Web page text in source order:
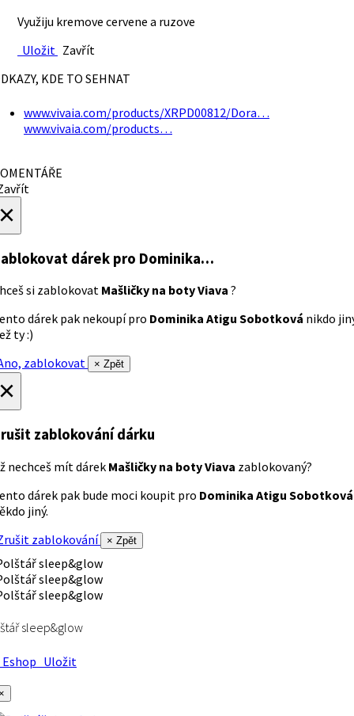
Využiju kremove cervene a ruzove
Uložit Zavřít
KDE TO SEHNAT
www.vivaia.com/products/XRPD00812/Dora…
www.vivaia.com/products…
dárek pro Dominika…
si zablokovat Mašličky na boty Viava ?
dárek pak nekoupí pro Dominika Atigu Sobotková nikdo
ty :)
zablokovat
× Zpět
zablokování dárku
nechceš mít dárek Mašličky na boty Viava zablokovaný?
dárek pak bude moci koupit pro Dominika Atigu Sobotková
jiný.
zablokování
× Zpět
sleep&glow
Uložit